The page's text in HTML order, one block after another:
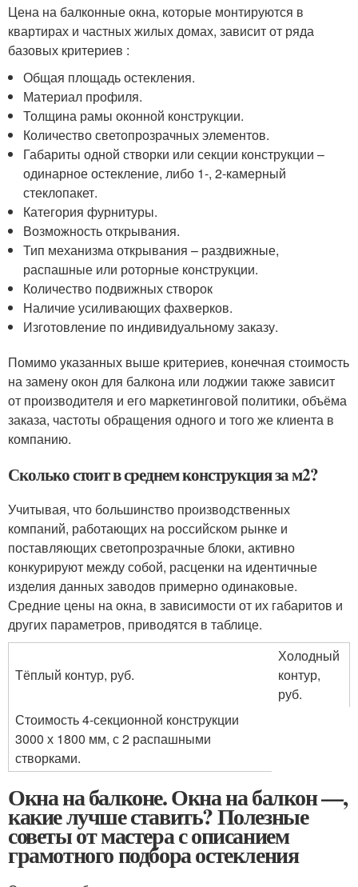
Цена на балконные окна, которые монтируются в
квартирах и частных жилых домах, зависит от ряда
базовых критериев :
Общая площадь остекления.
Материал профиля.
Толщина рамы оконной конструкции.
Количество светопрозрачных элементов.
Габариты одной створки или секции конструкции –
одинарное остекление, либо 1-, 2-камерный
стеклопакет.
Категория фурнитуры.
Возможность открывания.
Тип механизма открывания – раздвижные,
распашные или роторные конструкции.
Количество подвижных створок
Наличие усиливающих фахверков.
Изготовление по индивидуальному заказу.
Помимо указанных выше критериев, конечная стоимость
на замену окон для балкона или лоджии также зависит
от производителя и его маркетинговой политики, объёма
заказа, частоты обращения одного и того же клиента в
компанию.
Сколько стоит в среднем конструкция за м2?
Учитывая, что большинство производственных
компаний, работающих на российском рынке и
поставляющих светопрозрачные блоки, активно
конкурируют между собой, расценки на идентичные
изделия данных заводов примерно одинаковые.
Средние цены на окна, в зависимости от их габаритов и
других параметров, приводятся в таблице.
Тёплый контур, руб.
Холодный
контур,
руб.
Стоимость 4-секционной конструкции
3000 х 1800 мм, с 2 распашными
створками.
Окна на балконе. Окна на балкон —,
какие лучше ставить? Полезные
советы от мастера с описанием
грамотного подбора остекления